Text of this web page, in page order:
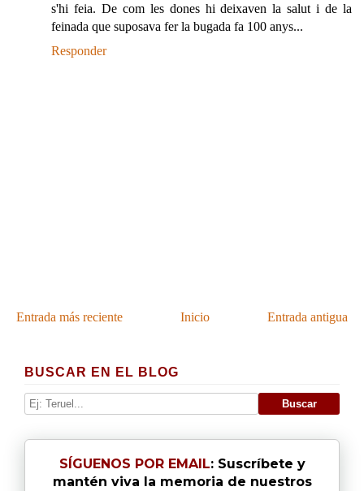
s'hi feia. De com les dones hi deixaven la salut i de la
feinada que suposava fer la bugada fa 100 anys...
Responder
Entrada más reciente Entrada antigua
Inicio
BUSCAR EN EL BLOG
SÍGUENOS POR EMAIL: Suscríbete y
mantén viva la memoria de nuestros